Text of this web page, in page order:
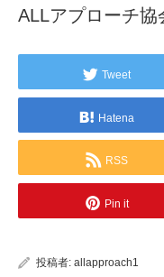
ALLアプローチ
Tweet
Hatena
RSS
Pin it
投稿者: allapproach1